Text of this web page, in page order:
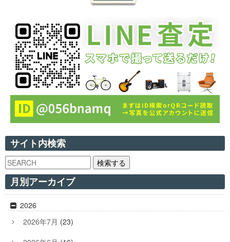
サイト内検索
検索する
月別アーカイブ
2026
2026年7月 (23)